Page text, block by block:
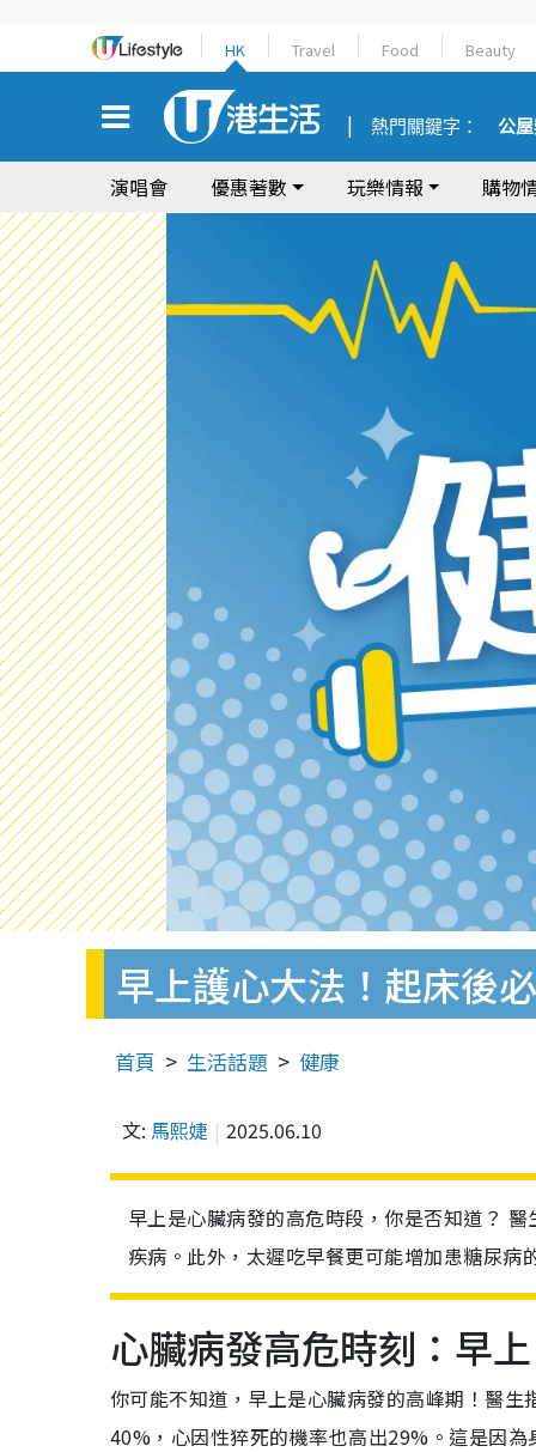
HK Travel Food Beauty
熱門關鍵字： 公
演唱會 優惠著數 玩樂情報 購物
早上護心大法！起床後
首頁 生活話題 健康
文: 馬熙婕 2025.06.10
早上是心臟病發的高危時段，你是否知道？
疾病。此外，太遲吃早餐更可能增加患糖尿
心臟病發高危時刻：早上
你可能不知道，早上是心臟病發的高峰期！醫
40%，心因性猝死的機率也高出29%。這是因